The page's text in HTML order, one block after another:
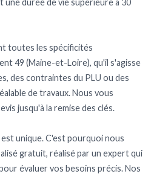
durée de vie supérieure à 30
toutes les spécificités
49 (Maine-et-Loire), qu'il s'agisse
des contraintes du PLU ou des
de travaux. Nous vous
jusqu'à la remise des clés.
unique. C'est pourquoi nous
gratuit, réalisé par un expert qui
évaluer vos besoins précis. Nos